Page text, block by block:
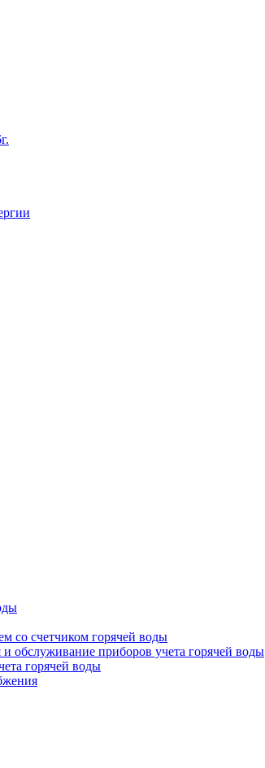
со счетчиком горячей воды
обслуживание приборов учета горячей воды
горячей воды